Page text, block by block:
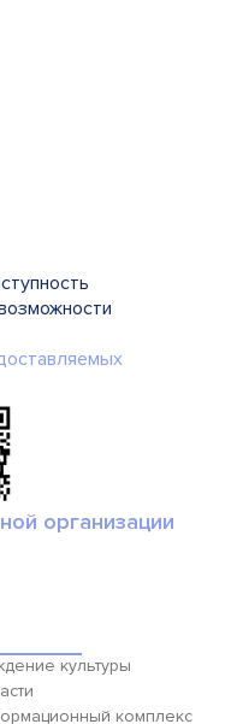
организации
культуры
комплекс